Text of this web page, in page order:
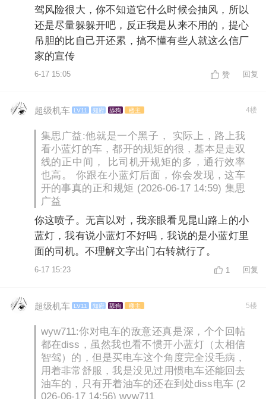
驾风险很大，你不知道它什么时候会抽风，所以
还是尽量躲躲开吧，反正我是从来不用的，提心
吊胆的比自己开还累，搞不懂有些人就这么信厂
家的宣传
6-17 15:05 赞 回复
超级机车 LV11 知府 舔狗 楼主 4楼
集思广益:他就是一个黑子， 实际上，路上我
看小蓝灯的车，都开的规矩的很，基本是走双
线的正中间， 比司机开规矩的多，通行效率
也高。 你跟在小蓝灯后面，你会发现，这车
开的事真的正和规矩 (2026-06-17 14:59) 集思
广益
你这喷子。无言以对，我亲眼看见昆山路上的小
蓝灯，我有说小蓝灯不好吗，我说的是小蓝灯里
面的司机。不理解文字出门右转就行了。
6-17 15:23 1 回复
超级机车 LV11 知府 舔狗 楼主 5楼
wyw711:你对电车的敌意还真是深，个个回帖
都在diss，虽然我也看不惯开小蓝灯（太相信
智驾）的，但是买电车这个角度完全没毛病，
用着非常舒服，我是没见过用惯电车还能回去
油车的，只有开着油车的还在到处diss电车 (2
026-06-17 14:56) wyw711